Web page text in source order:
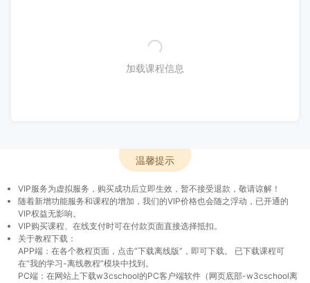
加载课程信息
温馨提示
VIP服务为虚拟服务，购买成功后立即生效，暂不接受退款，敬请谅解！
随着新增功能服务和课程的增加，我们的VIP价格也会随之浮动，已开通的
VIP权益无影响。
VIP购买课程、在线支付时可在付款页面直接选择抵扣。
关于教程下载：
APP端：在各个教程页面，点击“下载离线版”，即可下载。 已下载课程可
在“我的学习-离线教程”模块中找到。
PC端：在网站上下载w3cschool的PC客户端软件（网页底部-w3cschool离